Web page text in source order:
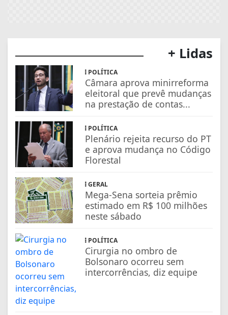
+ Lidas
POLÍTICA
Câmara aprova minirreforma
eleitoral que prevê mudanças
na prestação de contas...
POLÍTICA
Plenário rejeita recurso do PT
e aprova mudança no Código
Florestal
GERAL
Mega-Sena sorteia prêmio
estimado em R$ 100 milhões
neste sábado
POLÍTICA
Cirurgia no ombro de
Bolsonaro ocorreu sem
intercorrências, diz equipe